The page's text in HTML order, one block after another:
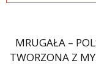
MRUGAŁA –
TWORZONA Z